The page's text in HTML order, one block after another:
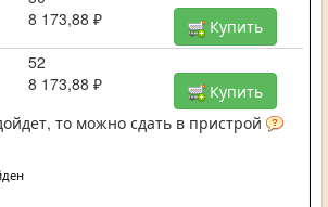
8 173,88 ₽
Купить
52
8 173,88 ₽
Купить
то можно сдать в пристрой